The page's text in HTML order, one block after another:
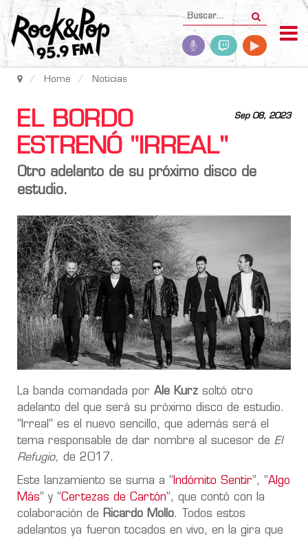
Home Noticias
Sep 08, 2023
EL BORDO
ESTRENÓ "IRREAL"
Otro adelanto de su próximo disco de
estudio.
La banda comandada por Ale Kurz soltó otro
adelanto del que será su próximo disco de estudio.
“Irreal” es el nuevo sencillo, que además será el
tema responsable de dar nombre al sucesor de El
Refugio, de 2017.
Este lanzamiento se suma a “ Indómito Sentir”, “Algo
Más” y “Certezas de Cartón”, que contó con la
colaboración de Ricardo Mollo. Todos estos
adelantos ya fueron tocados en vivo, en la gira que